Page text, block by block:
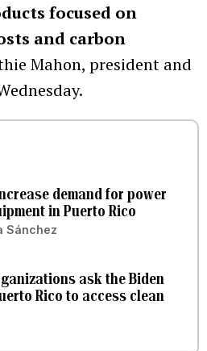
focused on
and carbon
Mahon, president and
demand for power
in Puerto Rico
Sánchez
ask the Biden
Rico to access clean